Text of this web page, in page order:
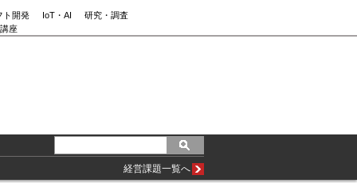
ト開発 IoT・AI
研究・調査
座
経営課題一覧へ